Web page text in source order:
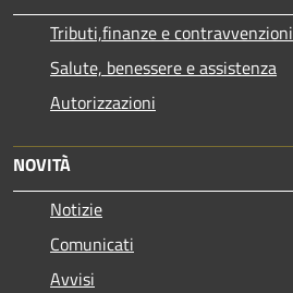
Tributi,finanze e contravvenzioni
Salute, benessere e assistenza
Autorizzazioni
NOVITÀ
Notizie
Comunicati
Avvisi